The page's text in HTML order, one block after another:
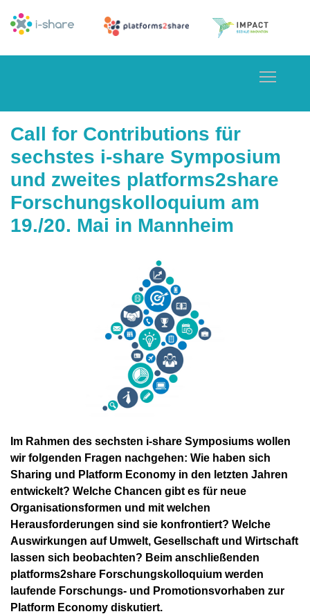
Call for Contributions für
sechstes i-share Symposium
und zweites platforms2share
Forschungskolloquium am
19./20. Mai in Mannheim
Im Rahmen des sechsten i-share Symposiums wollen
wir folgenden Fragen nachgehen: Wie haben sich
Sharing und Platform Economy in den letzten Jahren
entwickelt? Welche Chancen gibt es für neue
Organisationsformen und mit welchen
Herausforderungen sind sie konfrontiert? Welche
Auswirkungen auf Umwelt, Gesellschaft und Wirtschaft
lassen sich beobachten? Beim anschließenden
platforms2share Forschungskolloquium werden
laufende Forschungs- und Promotionsvorhaben zur
Platform Economy diskutiert.